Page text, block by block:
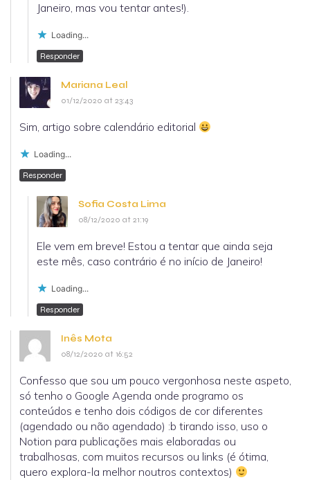
Janeiro, mas vou tentar antes!).
Loading...
Responder
Mariana Leal
01/12/2020 at 23:43
Sim, artigo sobre calendário editorial
Loading...
Responder
Sofia Costa Lima
08/12/2020 at 21:19
Ele vem em breve! Estou a tentar que ainda seja
este mês, caso contrário é no início de Janeiro!
Loading...
Responder
Inês Mota
08/12/2020 at 16:52
Confesso que sou um pouco vergonhosa neste aspeto,
só tenho o Google Agenda onde programo os
conteúdos e tenho dois códigos de cor diferentes
(agendado ou não agendado) :b tirando isso, uso o
Notion para publicações mais elaboradas ou
trabalhosas, com muitos recursos ou links (é ótima,
quero explora-la melhor noutros contextos)